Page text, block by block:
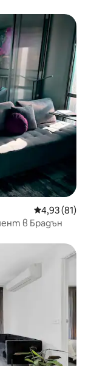
Средна
4,93 (81)
в Брадън